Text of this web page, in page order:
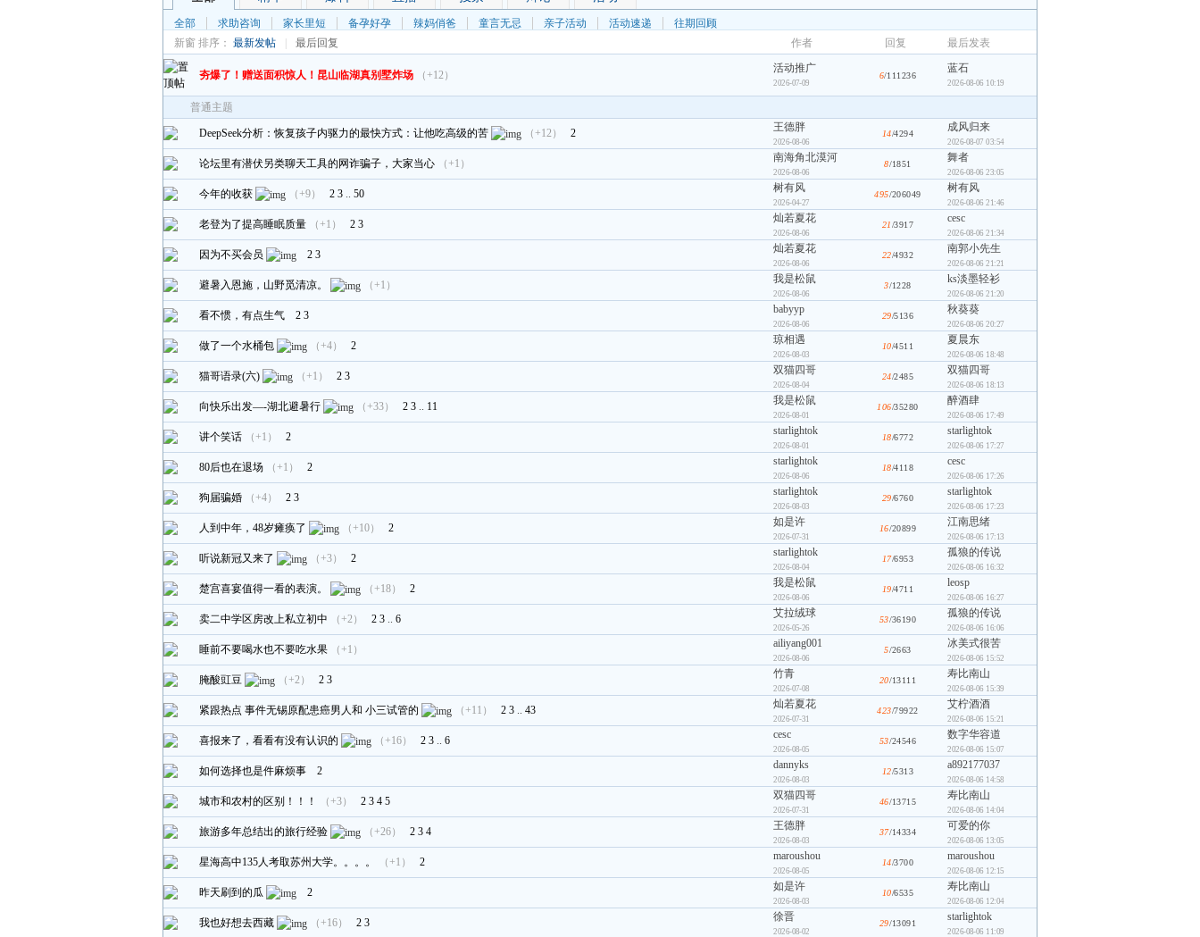
全部 求助咨询 家长里短 备孕好孕 辣妈俏爸 童言无忌 亲子活动 活动速递
往期回顾
新窗 排序： 最新发帖 最后回复 作者 回复 最后发表
夯爆了！赠送面积惊人！昆山临湖真别墅炸场 （+12）
活动推广
2026-07-09
6/111236
蓝石
2026-08-06 10:19
普通主题
DeepSeek分析：恢复孩子内驱力的最快方式：让他吃高级的苦 （+12） 2 王德胖
2026-08-06
14/4294 成风归来
2026-08-07 03:54
论坛里有潜伏另类聊天工具的网诈骗子，大家当心 （+1） 南海角北漠河
2026-08-06
8/1851 舞者
2026-08-06 23:05
今年的收获 （+9） 2 3 .. 50 树有风
2026-04-27
495/206049 树有风
2026-08-06 21:46
老登为了提高睡眠质量 （+1） 2 3 灿若夏花
2026-08-06
21/3917 cesc
2026-08-06 21:34
因为不买会员 2 3 灿若夏花
2026-08-06
22/4932 南郭小先生
2026-08-06 21:21
避暑入恩施，山野觅清凉。 （+1） 我是松鼠
2026-08-06
3/1228 ks淡墨轻衫
2026-08-06 21:20
看不惯，有点生气 2 3 babyyp
2026-08-06
29/5136 秋葵葵
2026-08-06 20:27
做了一个水桶包 （+4） 2 琼相遇
2026-08-03
10/4511 夏晨东
2026-08-06 18:48
猫哥语录(六) （+1） 2 3 双猫四哥
2026-08-04
24/2485 双猫四哥
2026-08-06 18:13
向快乐出发—-湖北避暑行 （+33） 2 3 .. 11 我是松鼠
2026-08-01
106/35280 醉酒肆
2026-08-06 17:49
讲个笑话 （+1） 2 starlightok
2026-08-01
18/6772 starlightok
2026-08-06 17:27
80后也在退场 （+1） 2 starlightok
2026-08-06
18/4118 cesc
2026-08-06 17:26
狗届骗婚 （+4） 2 3 starlightok
2026-08-03
29/6760 starlightok
2026-08-06 17:23
人到中年，48岁瘫痪了 （+10） 2 如是许
2026-07-31
16/20899 江南思绪
2026-08-06 17:13
听说新冠又来了 （+3） 2 starlightok
2026-08-04
17/6953 孤狼的传说
2026-08-06 16:32
楚宫喜宴值得一看的表演。 （+18） 2 我是松鼠
2026-08-06
19/4711 leosp
2026-08-06 16:27
卖二中学区房改上私立初中 （+2） 2 3 .. 6 艾拉绒球
2026-05-26
53/36190 孤狼的传说
2026-08-06 16:06
睡前不要喝水也不要吃水果 （+1） ailiyang001
2026-08-06
5/2663 冰美式很苦
2026-08-06 15:52
腌酸豇豆 （+2） 2 3 竹青
2026-07-08
20/13111 寿比南山
2026-08-06 15:39
紧跟热点 事件无锡原配患癌男人和 小三试管的 （+11） 2 3 .. 43 灿若夏花
2026-07-31
423/79922 艾柠酒酒
2026-08-06 15:21
喜报来了，看看有没有认识的 （+16） 2 3 .. 6 cesc
2026-08-05
53/24546 数字华容道
2026-08-06 15:07
如何选择也是件麻烦事 2 dannyks
2026-08-03
12/5313 a892177037
2026-08-06 14:58
城市和农村的区别！！！ （+3） 2 3 4 5 双猫四哥
2026-07-31
46/13715 寿比南山
2026-08-06 14:04
旅游多年总结出的旅行经验 （+26） 2 3 4 王德胖
2026-08-03
37/14334 可爱的你
2026-08-06 13:05
星海高中135人考取苏州大学。。。。 （+1） 2 maroushou
2026-08-05
14/3700 maroushou
2026-08-06 12:15
昨天刷到的瓜 2 如是许
2026-08-03
10/6535 寿比南山
2026-08-06 12:04
我也好想去西藏 （+16） 2 3 徐晋
2026-08-02
29/13091 starlightok
2026-08-06 11:09